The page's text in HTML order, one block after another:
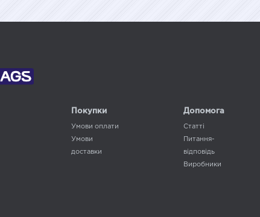
Покупки
Умови оплати
Умови
доставки
Допомога
Статті
Питання-
відповідь
Виробники